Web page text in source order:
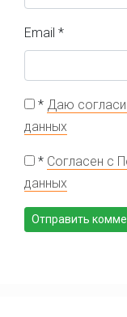
Email *
* Даю
данных
* Согласен с
данных